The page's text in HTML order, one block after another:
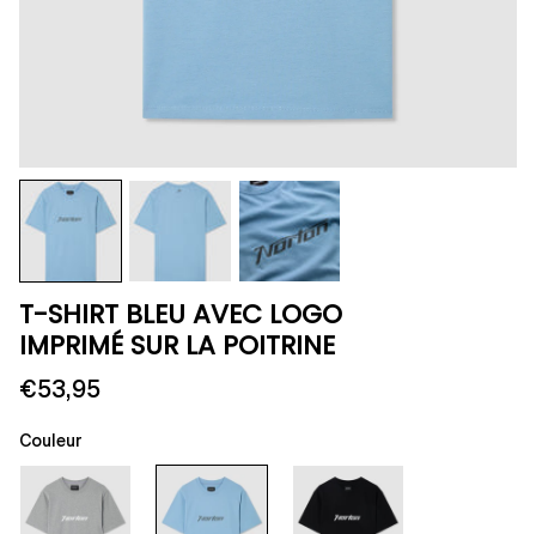
T-SHIRT BLEU AVEC LOGO
IMPRIMÉ SUR LA POITRINE
€53,95
Couleur